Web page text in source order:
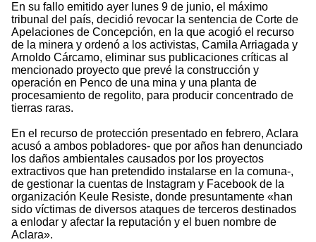
En su fallo emitido ayer lunes 9 de junio, el máximo
tribunal del país, decidió revocar la sentencia de Corte de
Apelaciones de Concepción, en la que acogió el recurso
de la minera y ordenó a los activistas, Camila Arriagada y
Arnoldo Cárcamo, eliminar sus publicaciones críticas al
mencionado proyecto que prevé la construcción y
operación en Penco de una mina y una planta de
procesamiento de regolito, para producir concentrado de
tierras raras.
En el recurso de protección presentado en febrero, Aclara
acusó a ambos pobladores- que por años han denunciado
los daños ambientales causados por los proyectos
extractivos que han pretendido instalarse en la comuna-,
de gestionar la cuentas de Instagram y Facebook de la
organización Keule Resiste, donde presuntamente «han
sido víctimas de diversos ataques de terceros destinados
a enlodar y afectar la reputación y el buen nombre de
Aclara».